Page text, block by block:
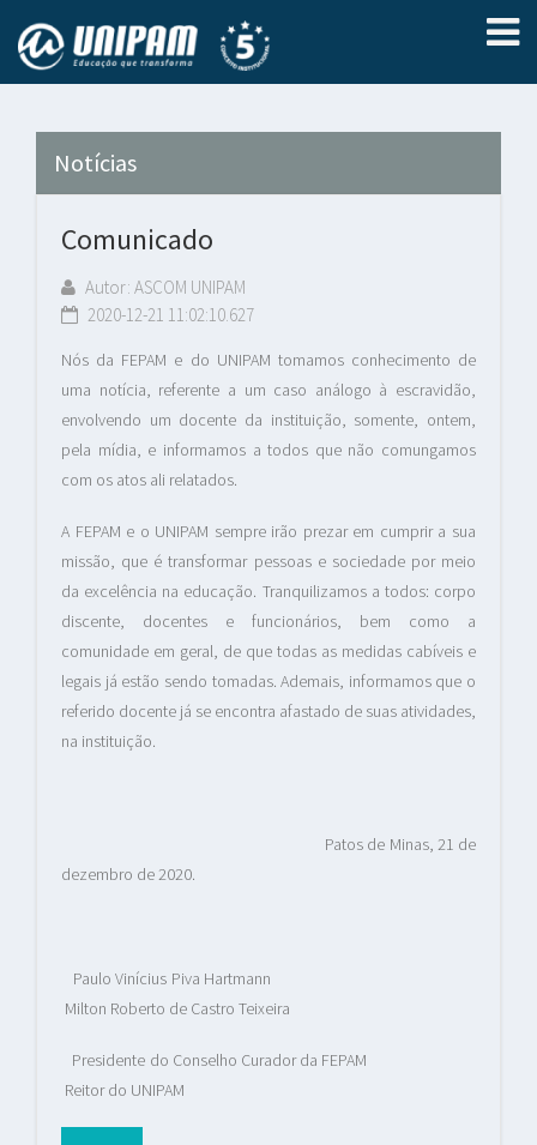
Notícias
Comunicado
Autor: ASCOM UNIPAM
2020-12-21 11:02:10.627
Nós da FEPAM e do UNIPAM tomamos conhecimento de
uma notícia, referente a um caso análogo à escravidão,
envolvendo um docente da instituição, somente, ontem,
pela mídia, e informamos a todos que não comungamos
com os atos ali relatados.
A FEPAM e o UNIPAM sempre irão prezar em cumprir a sua
missão, que é transformar pessoas e sociedade por meio
da excelência na educação. Tranquilizamos a todos: corpo
discente, docentes e funcionários, bem como a
comunidade em geral, de que todas as medidas cabíveis e
legais já estão sendo tomadas. Ademais, informamos que o
referido docente já se encontra afastado de suas atividades,
na instituição.
Patos de Minas, 21 de
dezembro de 2020.
Paulo Vinícius Piva Hartmann
Milton Roberto de Castro Teixeira
Presidente do Conselho Curador da FEPAM
Reitor do UNIPAM